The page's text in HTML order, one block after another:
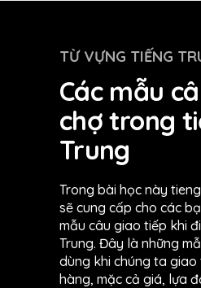
TỪ VỰNG TIẾNG
Các mẫu
chợ trong
Trung
Trong bài học này
sẽ cung cấp cho các
mẫu câu giao tiếp khi
Trung. Đây là những
dùng khi chúng ta giao
hàng, mặc cả giá, lựa